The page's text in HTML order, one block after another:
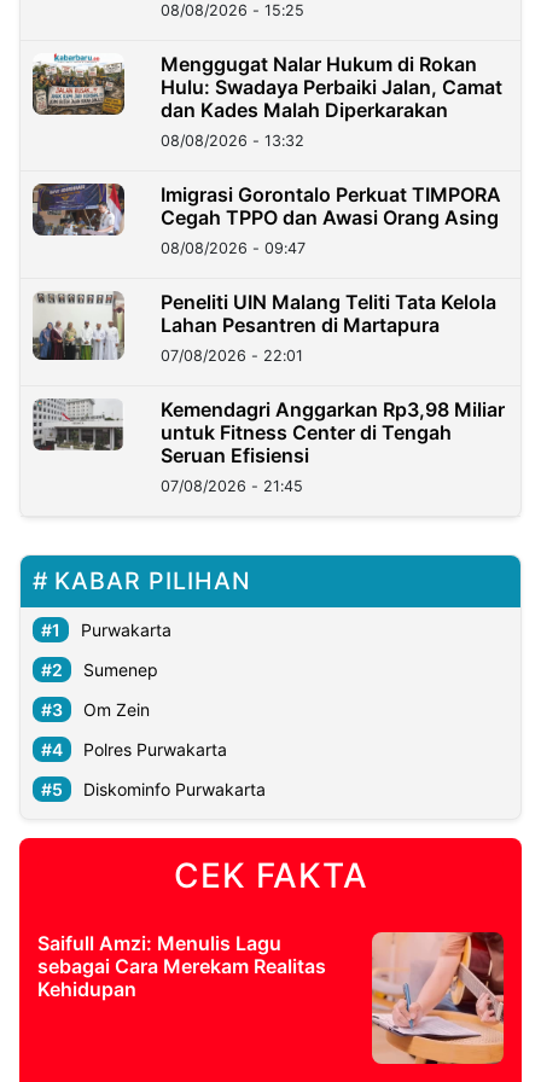
08/08/2026 - 15:25
Menggugat Nalar Hukum di Rokan
Hulu: Swadaya Perbaiki Jalan, Camat
dan Kades Malah Diperkarakan
08/08/2026 - 13:32
Imigrasi Gorontalo Perkuat TIMPORA
Cegah TPPO dan Awasi Orang Asing
08/08/2026 - 09:47
Peneliti UIN Malang Teliti Tata Kelola
Lahan Pesantren di Martapura
07/08/2026 - 22:01
Kemendagri Anggarkan Rp3,98 Miliar
untuk Fitness Center di Tengah
Seruan Efisiensi
07/08/2026 - 21:45
KABAR PILIHAN
Purwakarta
Sumenep
Om Zein
Polres Purwakarta
Diskominfo Purwakarta
CEK FAKTA
Saifull Amzi: Menulis Lagu
sebagai Cara Merekam Realitas
Kehidupan